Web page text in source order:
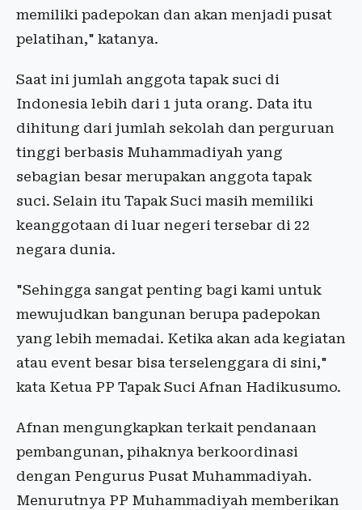
memiliki padepokan dan akan menjadi pusat
pelatihan," katanya.
Saat ini jumlah anggota tapak suci di
Indonesia lebih dari 1 juta orang. Data itu
dihitung dari jumlah sekolah dan perguruan
tinggi berbasis Muhammadiyah yang
sebagian besar merupakan anggota tapak
suci. Selain itu Tapak Suci masih memiliki
keanggotaan di luar negeri tersebar di 22
negara dunia.
"Sehingga sangat penting bagi kami untuk
mewujudkan bangunan berupa padepokan
yang lebih memadai. Ketika akan ada kegiatan
atau event besar bisa terselenggara di sini,"
kata Ketua PP Tapak Suci Afnan Hadikusumo.
Afnan mengungkapkan terkait pendanaan
pembangunan, pihaknya berkoordinasi
dengan Pengurus Pusat Muhammadiyah.
Menurutnya PP Muhammadiyah memberikan